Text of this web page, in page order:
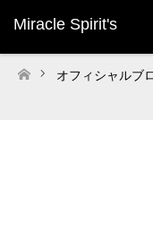
Miracle Spirit's
ホーム
オフィシャルブ